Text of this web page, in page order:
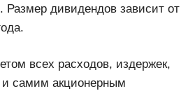
Размер дивидендов зависит от
всех расходов, издержек,
самим акционерным